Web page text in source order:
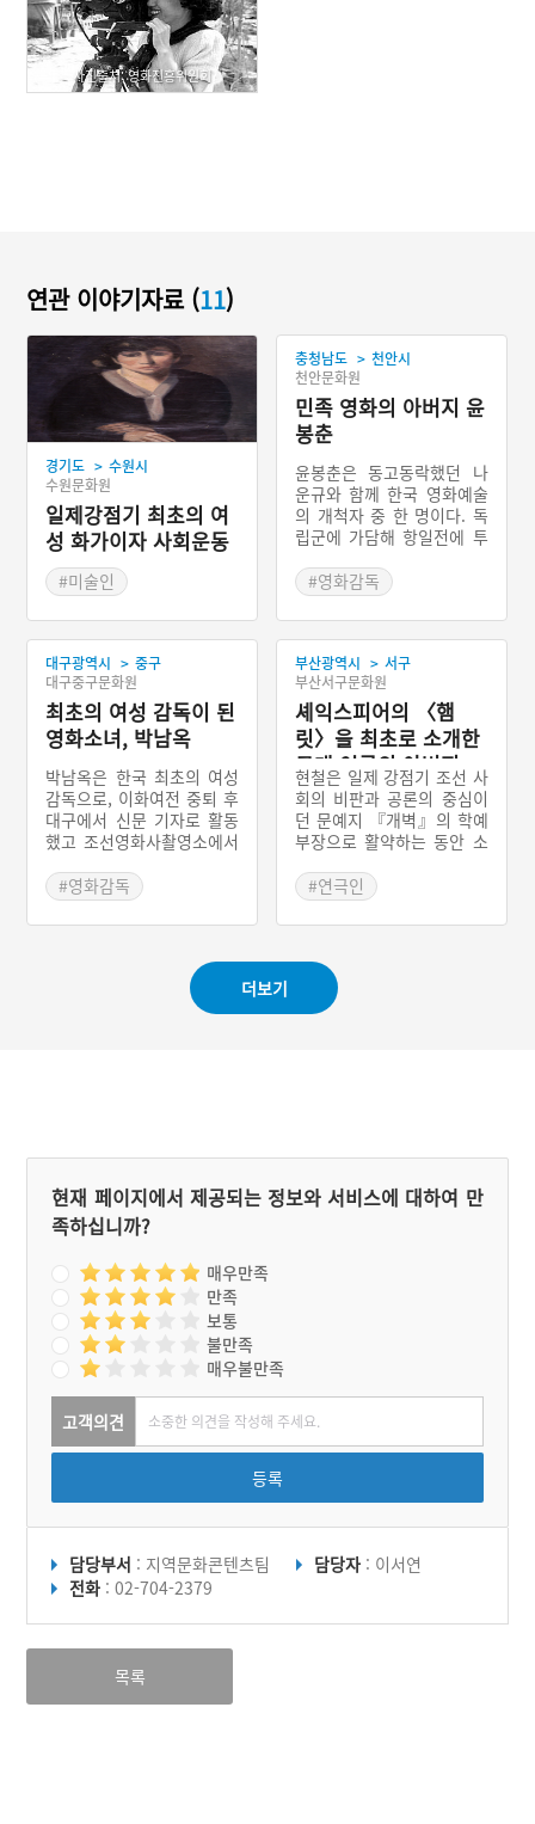
사진출처: 영화진흥위원회
연관 이야기자료 (11)
경기도 > 수원시
수원문화원
일제강점기 최초의 여
성 화가이자 사회운동
가, 나혜석
#미술인
#경기도의 문화예술인
충청남도 > 천안시
천안문화원
민족 영화의 아버지 윤
봉춘
윤봉춘은 동고동락했던 나
운규와 함께 한국 영화예술
의 개척자 중 한 명이다. 독
립군에 가담해 항일전에 투
차례 옥고를 치른 후 민족주
의 성향이 강한 영화를 제작
해 항일민족의식 고취에 힘
썼고, 감독과 배우로 여러
작품을 제작했다. 1935년부
터 1937년까지 거의 매일
일기를 작성하여 당시 한국
영화 제작의 구체적인 사정
을 확인할 수 있는 중요한
자료를 남겼다.
#영화감독
#충청남도 문화예술인
대구광역시 > 중구
대구중구문화원
최초의 여성 감독이 된
영화소녀, 박남옥
박남옥은 한국 최초의 여성
감독으로, 이화여전 중퇴 후
대구에서 신문 기자로 활동
했고 조선영화사촬영소에서
계에 발을 들였다. 전쟁 후
미망인들의 사회적 현실과
갈등을 그린 1955년 데뷔작
했으나, 딸을 등에 업고 현
장을 누비던 박남옥 감독의
모습은 후배 영화인들에게
#영화감독
부산광역시 > 서구
부산서구문화원
셰익스피어의 〈햄
릿〉을 최초로 소개한
근대 연극의 아버지,
현철
현철은 일제 강점기 조선 사
회의 비판과 공론의 중심이
던 문예지 『개벽』의 학예
부장으로 활약하는 동안 소
요 기능, 문화 관련 시론 전
반을 두루 다루고 특히 민중
극 운동의 중요성을 논문으
해 헌신했다. 1920년대 초
에 단역 배우에서 출발해 조
선반도 최초의 연극학교를
#연극인
더보기
현재 페이지에서 제공되는 정보와 서비스에 대하여 만
족하십니까?
매우만족
만족
보통
불만족
매우불만족
고객의견
등록
담당부서 : 지역문화콘텐츠팀 담당자 : 이서연
전화 : 02-704-2379
목록